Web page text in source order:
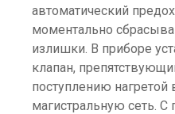
автоматический
моментально
излишки. В приборе
клапан,
поступлению нагретой
магистральную сеть.